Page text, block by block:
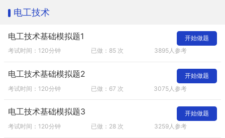
电工技术
电工技术基础模拟题1
考试时间：120分钟 已做：85 次 3895人参考
开始做题
电工技术基础模拟题2
考试时间：120分钟 已做：67 次 3075人参考
开始做题
电工技术基础模拟题3
考试时间：120分钟 已做：28 次 3259人参考
开始做题